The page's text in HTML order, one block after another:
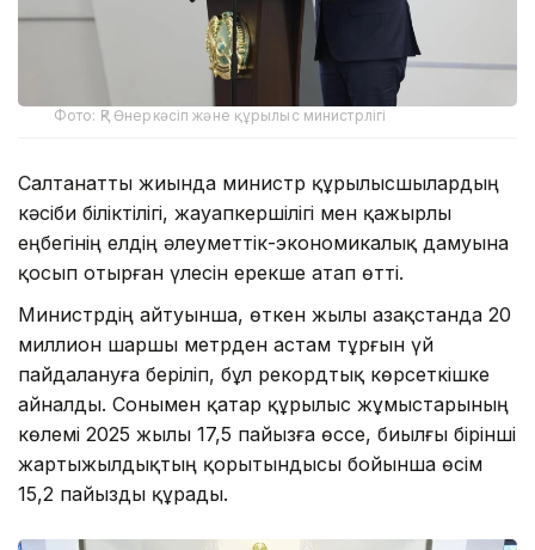
Фото: ҚР Өнеркәсіп және құрылыс министрлігі
Салтанатты жиында министр құрылысшылардың
кәсіби біліктілігі, жауапкершілігі мен қажырлы
еңбегінің елдің әлеуметтік-экономикалық дамуына
қосып отырған үлесін ерекше атап өтті.
Министрдің айтуынша, өткен жылы Қазақстанда 20
миллион шаршы метрден астам тұрғын үй
пайдалануға беріліп, бұл рекордтық көрсеткішке
айналды. Сонымен қатар құрылыс жұмыстарының
көлемі 2025 жылы 17,5 пайызға өссе, биылғы бірінші
жартыжылдықтың қорытындысы бойынша өсім
15,2 пайызды құрады.